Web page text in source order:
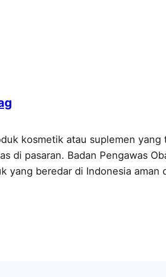
kosmetik atau suplemen yang
di pasaran. Badan Pengawas
yang beredar di Indonesia aman